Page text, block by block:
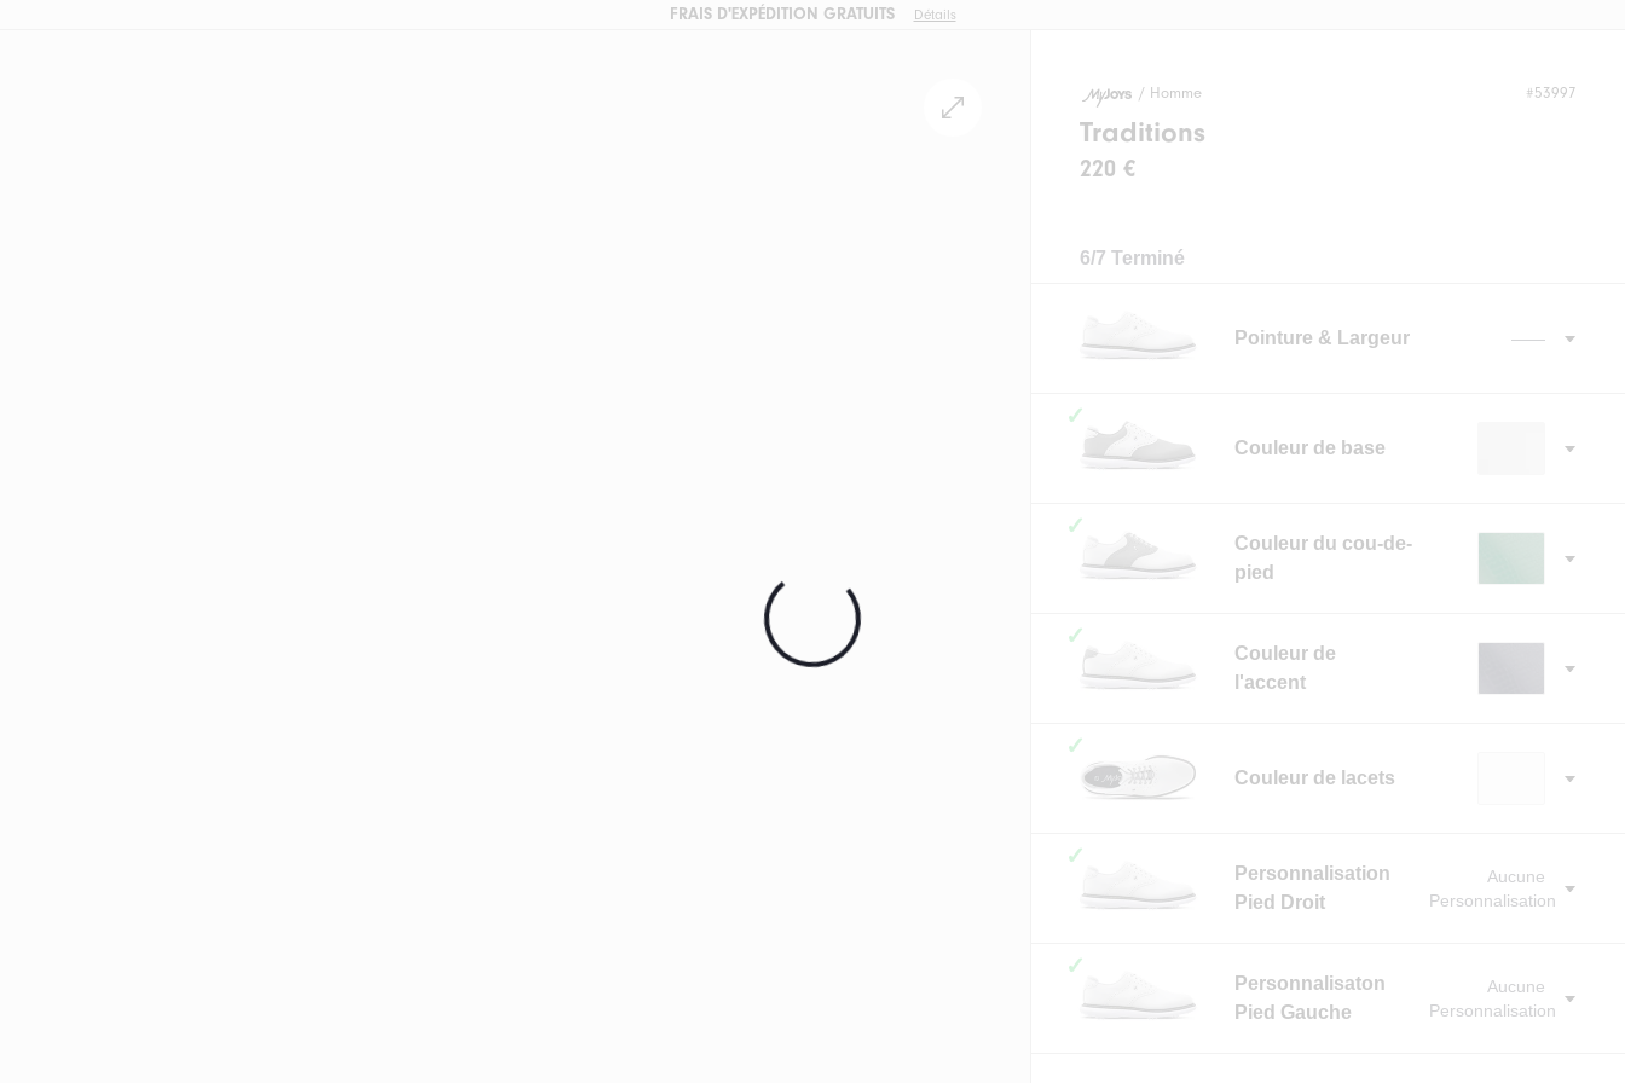
FRAIS D'EXPÉDITION GRATUITS Détails
/ Homme #53997
Traditions
220 €
6/7 Terminé
Pointure & Largeur ——
✓
Couleur de base
✓
Couleur du cou-de-
pied
✓
Couleur de
l'accent
✓
Couleur de lacets
✓
Personnalisation
Pied Droit
Aucune
Personnalisation
✓
Personnalisaton
Pied Gauche
Aucune
Personnalisation